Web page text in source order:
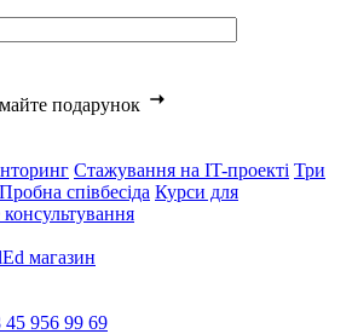
подарунок
Стажування на IT-проекті Три
Пробна співбесіда Курси для
магазин
45 956 99 69